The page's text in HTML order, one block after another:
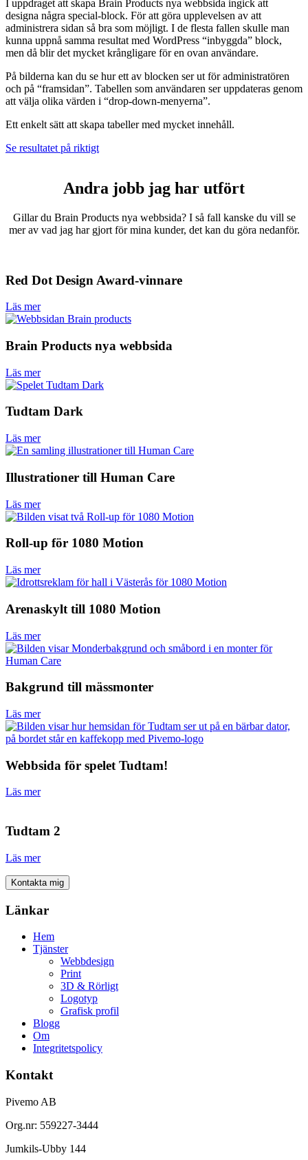
I uppdraget att skapa Brain Products nya webbsida ingick att
designa några special-block. För att göra upplevelsen av att
administrera sidan så bra som möjligt. I de flesta fallen skulle man
kunna uppnå samma resultat med WordPress “inbyggda” block,
men då blir det mycket krångligare för en ovan användare.
På bilderna kan du se hur ett av blocken ser ut för administratören
och på “framsidan”. Tabellen som användaren ser uppdateras genom
att välja olika värden i “drop-down-menyerna”.
Ett enkelt sätt att skapa tabeller med mycket innehåll.
Se resultatet på riktigt
Andra jobb jag har utfört
Gillar du Brain Products nya webbsida? I så fall kanske du vill se
mer av vad jag har gjort för mina kunder, det kan du göra nedanför.
Red Dot Design Award-vinnare
Läs mer
Brain Products nya webbsida
Läs mer
Tudtam Dark
Läs mer
Illustrationer till Human Care
Läs mer
Roll-up för 1080 Motion
Läs mer
Arenaskylt till 1080 Motion
Läs mer
Bakgrund till mässmonter
Läs mer
Webbsida för spelet Tudtam!
Läs mer
Tudtam 2
Läs mer
Kontakta mig
Länkar
Hem
Tjänster
Webbdesign
Print
3D & Rörligt
Logotyp
Grafisk profil
Blogg
Om
Integritetspolicy
Kontakt
Pivemo AB
Org.nr: 559227-3444
Jumkils-Ubby 144